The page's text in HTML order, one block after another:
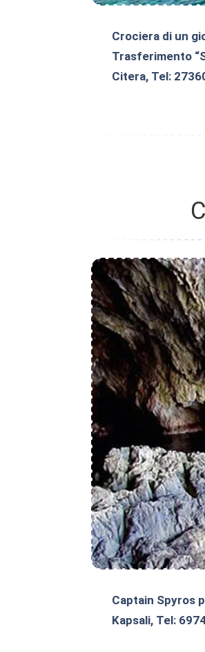
Crociera di un
Trasferimento
Citera, Tel:
Captain Spyros
Kapsali, Tel: